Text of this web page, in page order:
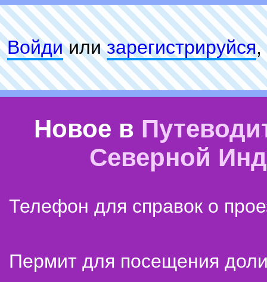
Войдиилизарeгиcтpируйся,
Новое в
Северной
Телефон для справок о
Пермит для посещения